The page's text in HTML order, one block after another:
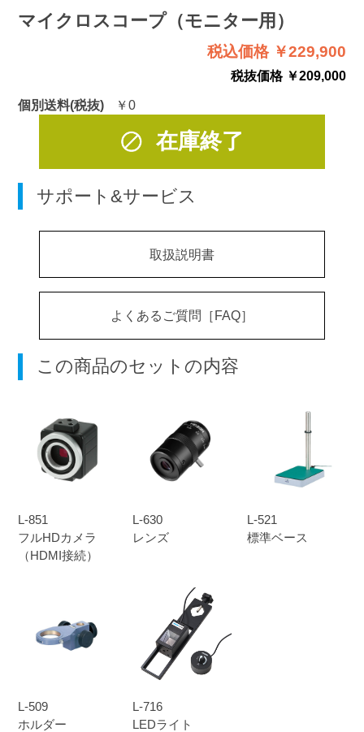
マイクロスコープ（モニター用）
税込価格 ￥229,900
税抜価格 ￥209,000
個別送料(税抜)
￥0
在庫終了
サポート&サービス
取扱説明書
よくあるご質問［FAQ］
この商品のセットの内容
L-851
フルHDカメラ
（HDMI接続）
L-630
レンズ
L-521
標準ベース
L-509
ホルダー
L-716
LEDライト